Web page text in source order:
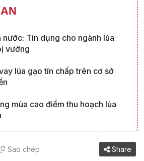
nước: Tín dụng cho ngành lúa
vướng
lúa gạo tín chấp trên cơ sở
mùa cao điểm thu hoạch lúa
Sao chép Share